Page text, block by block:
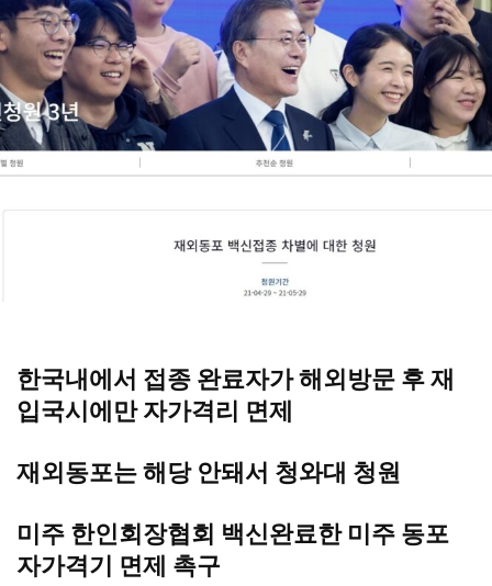
한국내에서 접종 완료자가 해외방문 후 재
입국시에만 자가격리 면제
재외동포는 해당 안돼서 청와대 청원
미주 한인회장협회 백신완료한 미주 동포
자가격기 면제 촉구